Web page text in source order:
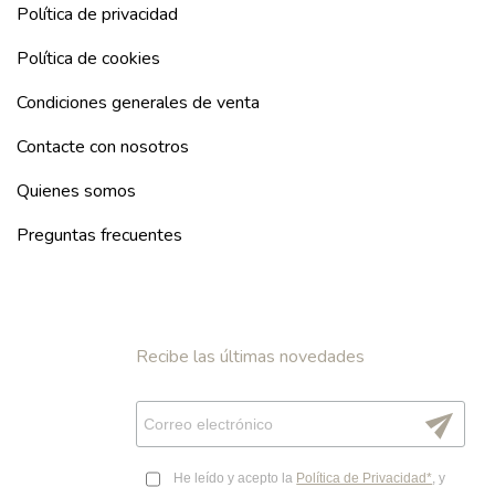
Política de privacidad
Política de cookies
Condiciones generales de venta
Contacte con nosotros
Quienes somos
Preguntas frecuentes
Recibe las últimas novedades
send
He leído y acepto la Política de Privacidad* , y